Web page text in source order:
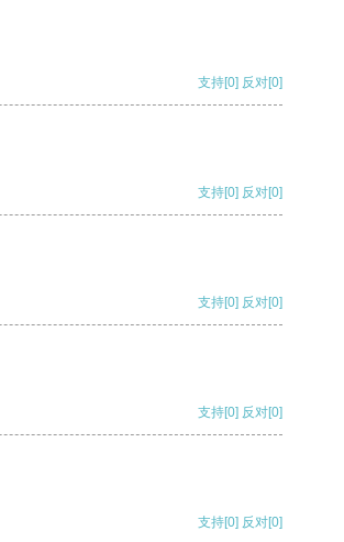
支持[0] 反对[0]
支持[0] 反对[0]
支持[0] 反对[0]
支持[0] 反对[0]
支持[0] 反对[0]